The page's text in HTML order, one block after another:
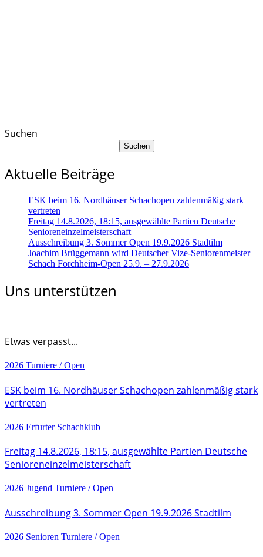
Suchen
Suchen
Aktuelle Beiträge
ESK beim 16. Nordhäuser Schachopen zahlenmäßig stark
vertreten
Freitag 14.8.2026, 18:15, ausgewählte Partien Deutsche
Senioreneinzelmeisterschaft
Ausschreibung 3. Sommer Open 19.9.2026 Stadtilm
Joachim Brüggemann wird Deutscher Vize-Seniorenmeister
Schach Forchheim-Open 25.9. – 27.9.2026
Uns unterstützen
Etwas verpasst...
2026 Turniere / Open
ESK beim 16. Nordhäuser Schachopen zahlenmäßig stark
vertreten
2026 Erfurter Schachklub
Freitag 14.8.2026, 18:15, ausgewählte Partien Deutsche
Senioreneinzelmeisterschaft
2026 Jugend Turniere / Open
Ausschreibung 3. Sommer Open 19.9.2026 Stadtilm
2026 Senioren Turniere / Open